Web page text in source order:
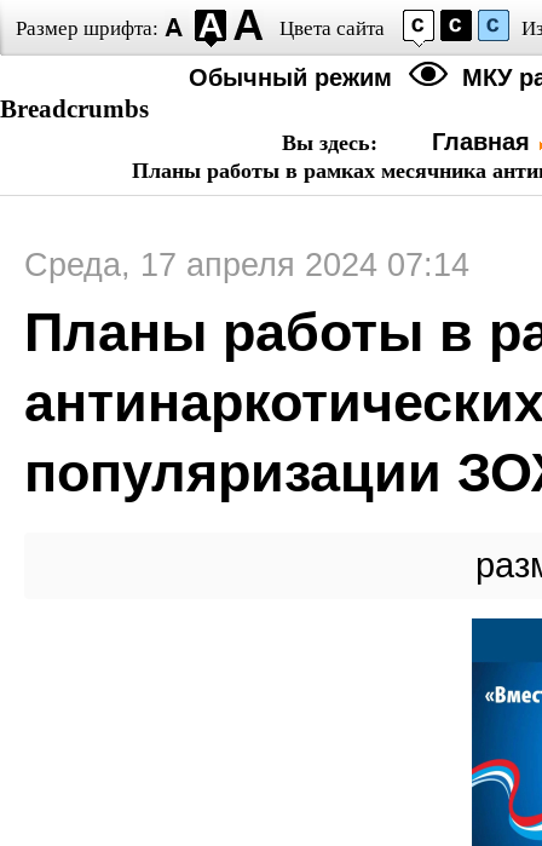
Размер шрифта: Цвета сайта
Обычный режим МКУ
Breadcrumbs
Вы здесь: Главная
Планы работы в рамках месячника
Среда, 17 апреля 2024 07:14
Планы работы в
популяризации